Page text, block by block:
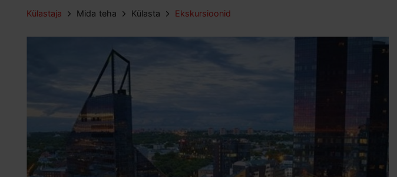
Külastaja Mida teha Külasta Ekskursioonid